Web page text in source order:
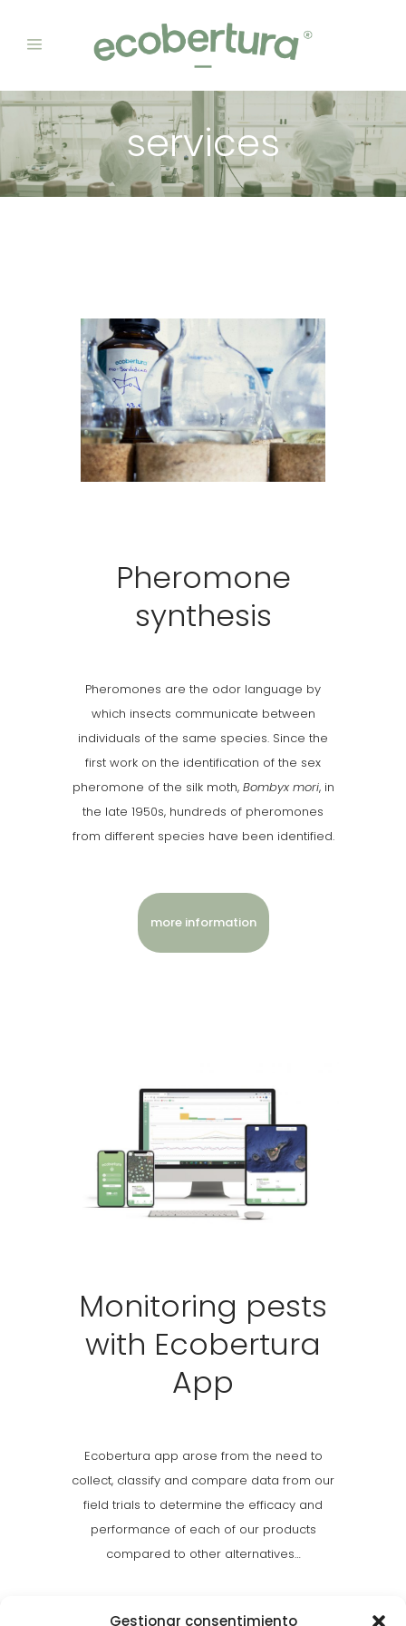
Gestionar consentimiento
services
Pheromone
synthesis
Pheromones are the odor language by
which insects communicate between
individuals of the same species. Since the
first work on the identification of the sex
pheromone of the silk moth, Bombyx mori, in
the late 1950s, hundreds of pheromones
from different species have been identified.
more information
Monitoring pests
with Ecobertura
App
Ecobertura app arose from the need to
collect, classify and compare data from our
field trials to determine the efficacy and
performance of each of our products
compared to other alternatives…